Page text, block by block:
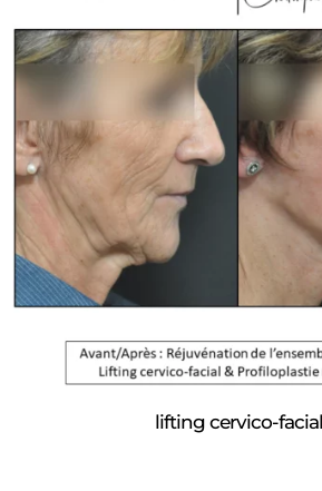
lifting cervico-facial